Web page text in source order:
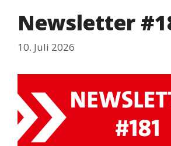
Newsletter
10. Juli 2026